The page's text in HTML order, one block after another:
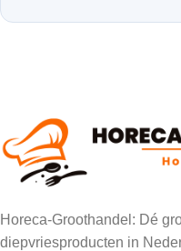
Horeca-Groothandel: Dé
diepvriesproducten in